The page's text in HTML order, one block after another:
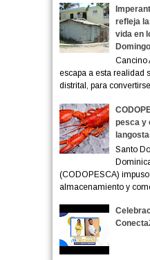
refleja
vida en
Domingo
Cancino
escapa a esta realidad
distrital, para
pesca y
Santo
(CODOPESCA)
almacenamiento y